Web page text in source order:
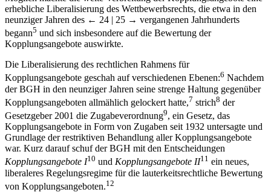
erhebliche Liberalisierung des Wettbewerbsrechts, die etwa in den
neunziger Jahren des ← 24 | 25 → vergangenen Jahrhunderts
begann5 und sich insbesondere auf die Bewertung der
Kopplungsangebote auswirkte.
Die Liberalisierung des rechtlichen Rahmens für
Kopplungsangebote geschah auf verschiedenen Ebenen:6 Nachdem
der BGH in den neunziger Jahren seine strenge Haltung gegenüber
Kopplungsangeboten allmählich gelockert hatte,7 strich8 der
Gesetzgeber 2001 die Zugabeverordnung9, ein Gesetz, das
Kopplungsangebote in Form von Zugaben seit 1932 untersagte und
Grundlage der restriktiven Behandlung aller Kopplungsangebote
war. Kurz darauf schuf der BGH mit den Entscheidungen
Kopplungsangebote I10 und Kopplungsangebote II11 ein neues,
liberaleres Regelungsregime für die lauterkeitsrechtliche Bewertung
von Kopplungsangeboten.12